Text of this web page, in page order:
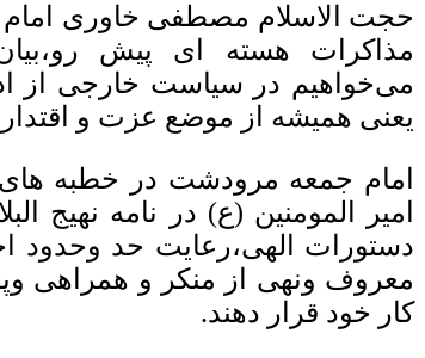
حجت الاسلام مصطفی خاوری
مذاکرات هسته ای پیش
می‌خواهیم در سیاست خارجی از
یعنی همیشه از موضع عزت و
امام جمعه مرودشت در خطبه
امیر المومنین (ع) در نامه نهیج
دستورات الهی،رعایت حد وحدود
معروف ونهی از منکر و همراهی
کار خود قرار دهند.